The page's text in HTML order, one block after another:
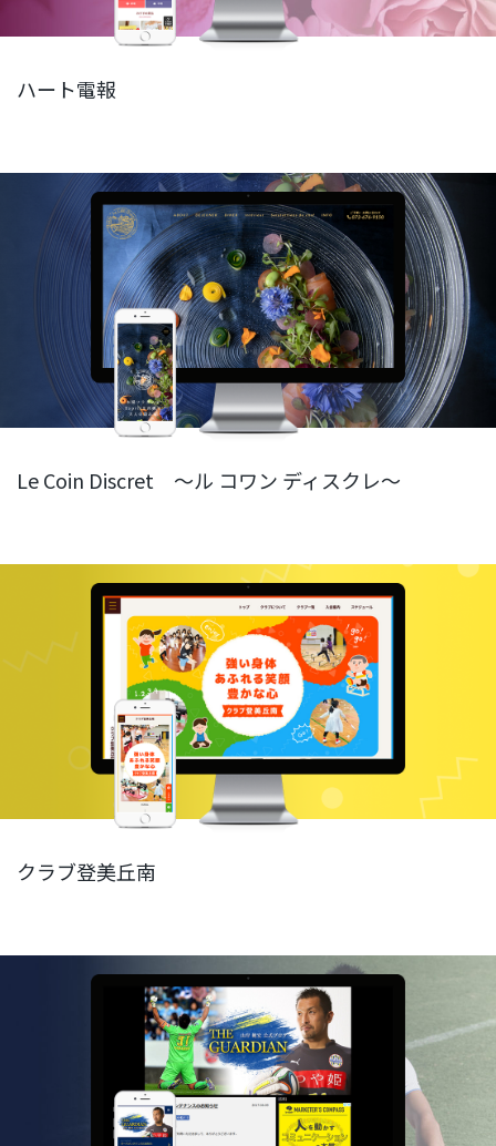
ハート電報
Le Coin Discret ～ル コワン ディスクレ～
クラブ登美丘南